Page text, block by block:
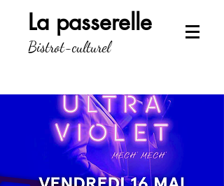
La passerelle
Bistrot-culturel